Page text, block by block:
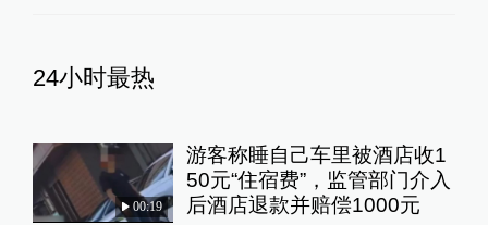
24小时最热
00:19
游客称睡自己车里被酒店收1
50元“住宿费”，监管部门介入
后酒店退款并赔偿1000元